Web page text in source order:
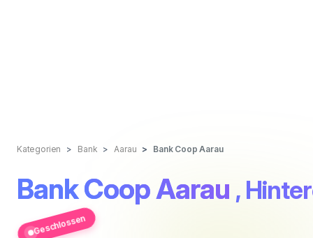
Kategorien Bank Aarau Bank Coop Aarau
Bank Coop Aarau ,
Geschlossen